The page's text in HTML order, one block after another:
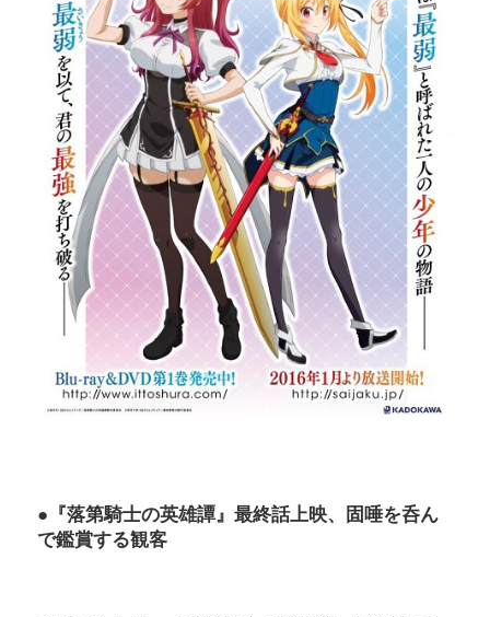
●『落第騎士の英雄譚』最終話上映、固唾を呑ん
で鑑賞する観客